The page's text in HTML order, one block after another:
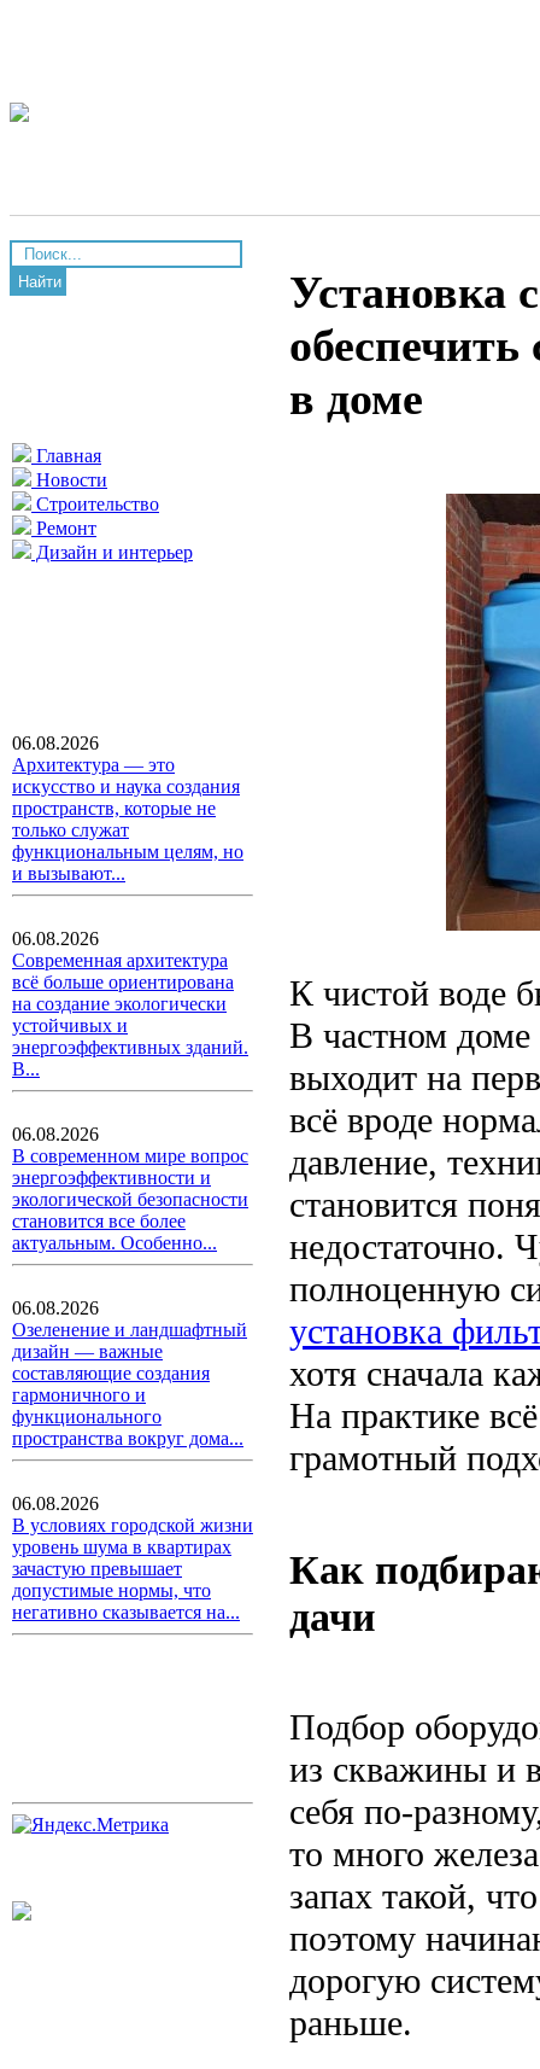
Найти
Главная
Новости
Строительство
Ремонт
Дизайн и интерьер
06.08.2026
Архитектура — это
искусство и наука создания
пространств, которые не
только служат
функциональным целям, но
и вызывают...
06.08.2026
Современная архитектура
всё больше ориентирована
на создание экологически
устойчивых и
энергоэффективных зданий.
В...
06.08.2026
В современном мире вопрос
энергоэффективности и
экологической безопасности
становится все более
актуальным. Особенно...
06.08.2026
Озеленение и ландшафтный
дизайн — важные
составляющие создания
гармоничного и
функционального
пространства вокруг дома...
06.08.2026
В условиях городской жизни
уровень шума в квартирах
зачастую превышает
допустимые нормы, что
негативно сказывается на...
Установка
обеспечить
в доме
К чистой воде
В частном доме
выходит на
всё вроде
давление,
становится
недостаточно.
полноценную
установка
хотя сначала
На практике
грамотный
Как
дачи
Подбор
из скважины и
себя по-
то много
запах такой,
поэтому
дорогую
раньше.